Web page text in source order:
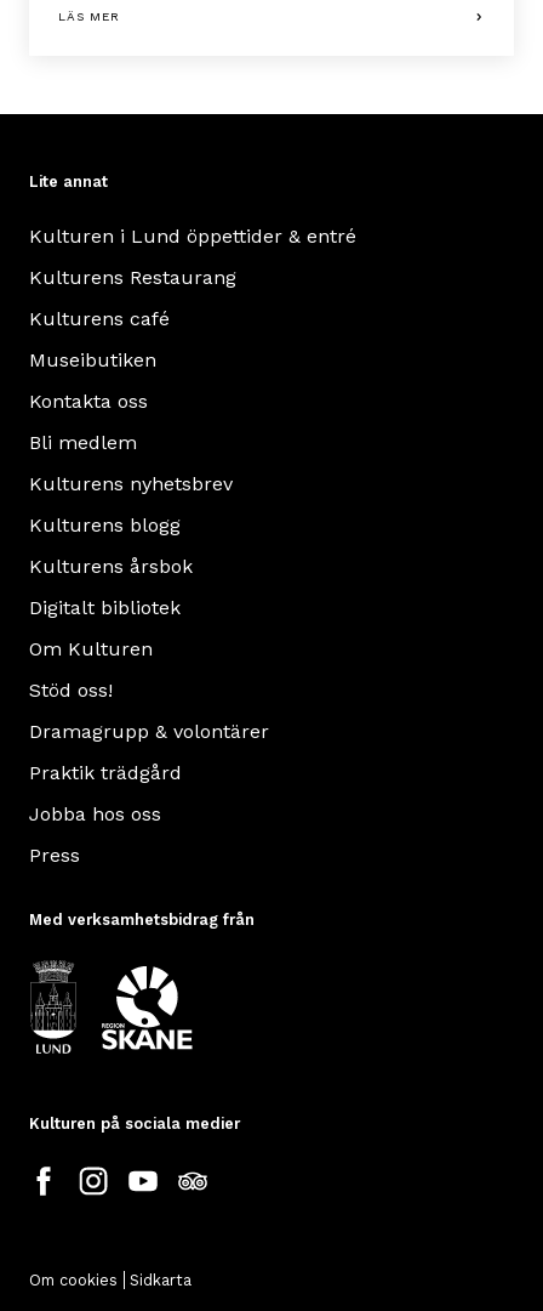
LÄS MER
Lite annat
Kulturen i Lund öppettider & entré
Kulturens Restaurang
Kulturens café
Museibutiken
Kontakta oss
Bli medlem
Kulturens nyhetsbrev
Kulturens blogg
Kulturens årsbok
Digitalt bibliotek
Om Kulturen
Stöd oss!
Dramagrupp & volontärer
Praktik trädgård
Jobba hos oss
Press
Med verksamhetsbidrag från
Kulturen på sociala medier
Om cookies Sidkarta